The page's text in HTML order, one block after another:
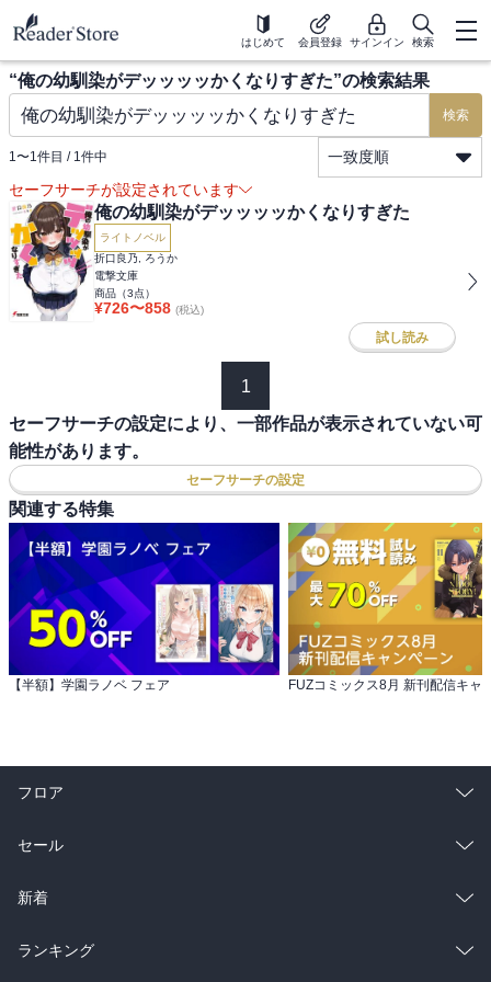
はじめて 会員登録 サインイン 検索
“俺の幼馴染がデッッッッかくなりすぎた”の検索結果
検索
1〜1件目 / 1件中
一致度順
セーフサーチが設定されています
俺の幼馴染がデッッッッかくなりすぎた
ライトノベル
折口良乃, ろうか
電撃文庫
商品（3点）
¥726〜858 (税込)
試し読み
1
セーフサーチの設定により、一部作品が表示されていない可
能性があります。
セーフサーチの設定
関連する特集
【半額】学園ラノベ フェア FUZコミックス8月 新刊配信キャ
フロア
総合
ラノベ
雑誌・グラビア
セール
総合
ラノベ
新着
総合
ランキング